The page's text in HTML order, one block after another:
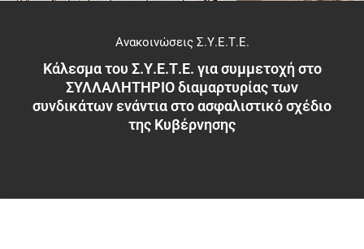
Ανακοινώσεις Σ.Υ.Ε.Τ.Ε.
Κάλεσμα του Σ.Υ.Ε.Τ.Ε. για συμμετοχή στο
ΣΥΛΛΑΛΗΤΗΡΙΟ διαμαρτυρίας των
συνδικάτων ενάντια στο ασφαλιστικό σχέδιο
της Κυβέρνησης